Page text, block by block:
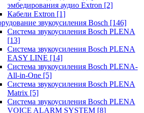
эмбедирования аудио Extron [2]
Кабели Extron [1]
звукоусиления Bosch [146]
Система звукоусиления Bosch PLENA
[13]
Система звукоусиления Bosch PLENA
EASY LINE [14]
Система звукоусиления Bosch PLENA-
All-in-One [5]
Система звукоусиления Bosch PLENA
Matrix [5]
Система звукоусиления Bosch PLENA
VOICE ALARM SYSTEM [8]